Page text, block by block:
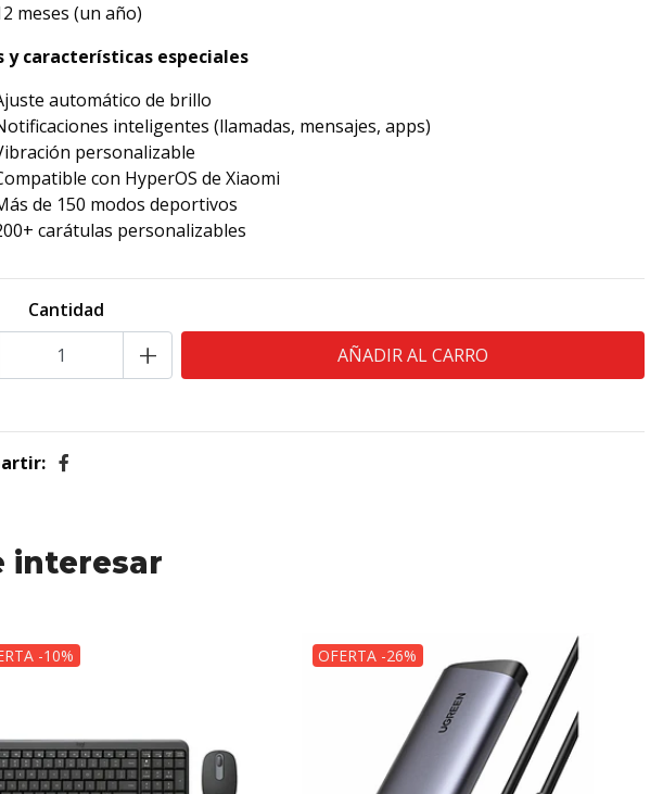
meses (un año)
y características especiales
automático de brillo
inteligentes (llamadas, mensajes, apps)
personalizable
con HyperOS de Xiaomi
de 150 modos deportivos
carátulas personalizables
Cantidad
+
interesar
-10% OFERTA -26%